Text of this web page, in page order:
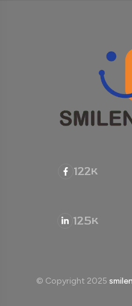
122K
125K
© Copyright 2025